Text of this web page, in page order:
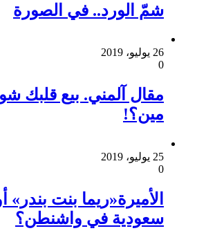
شمّ الورد.. في الصورة
26 يوليو، 2019
0
مقال آلمني. بيع قلبك
مين؟!
25 يوليو، 2019
0
الأميرة«ريما بنت
سعودية في واشنطن؟